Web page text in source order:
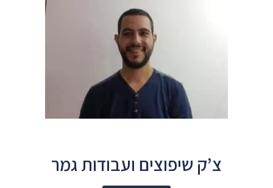
צ’ק שיפוצים ועבודות גמר